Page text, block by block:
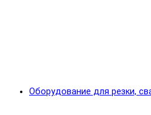
Оборудование для резки,